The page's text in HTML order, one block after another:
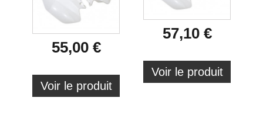
55,00 €
Voir le produit
57,10 €
Voir le produit